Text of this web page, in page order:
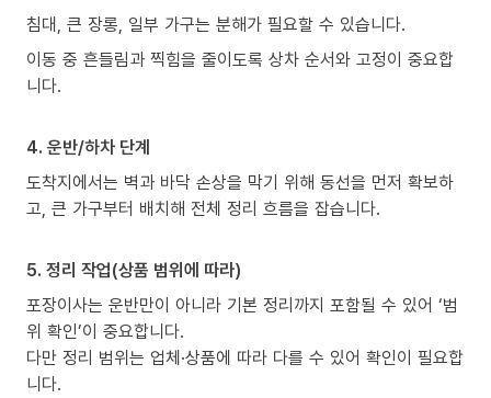
침대, 큰 장롱, 일부 가구는 분해가 필요할 수 있습니다.
이동 중 흔들림과 찍힘을 줄이도록 상차 순서와 고정이 중요합
니다.
4. 운반/하차 단계
도착지에서는 벽과 바닥 손상을 막기 위해 동선을 먼저 확보하
고, 큰 가구부터 배치해 전체 정리 흐름을 잡습니다.
5. 정리 작업(상품 범위에 따라)
포장이사는 운반만이 아니라 기본 정리까지 포함될 수 있어 ‘범
위 확인’이 중요합니다.
다만 정리 범위는 업체·상품에 따라 다를 수 있어 확인이 필요합
니다.